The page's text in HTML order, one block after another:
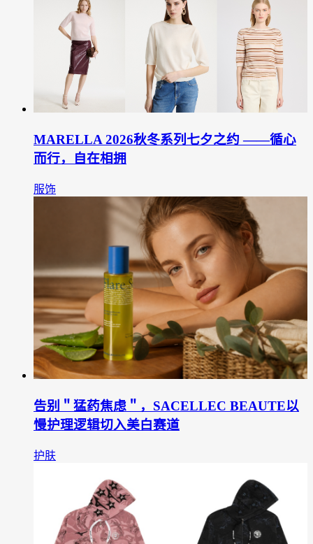
MARELLA 2026秋冬系列七夕之约 ——循心
而行，自在相拥
服饰
告别＂猛药焦虑＂，SACELLEC BEAUTE以
慢护理逻辑切入美白赛道
护肤